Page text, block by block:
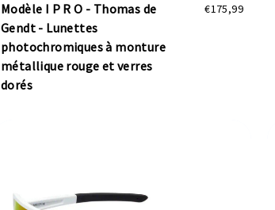
Modèle I P R O - Thomas de
Gendt - Lunettes
photochromiques à monture
métallique rouge et verres
dorés
€175,99